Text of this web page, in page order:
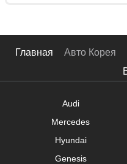
Главная Авто Корея
Audi
Mercedes
Hyundai
Genesis